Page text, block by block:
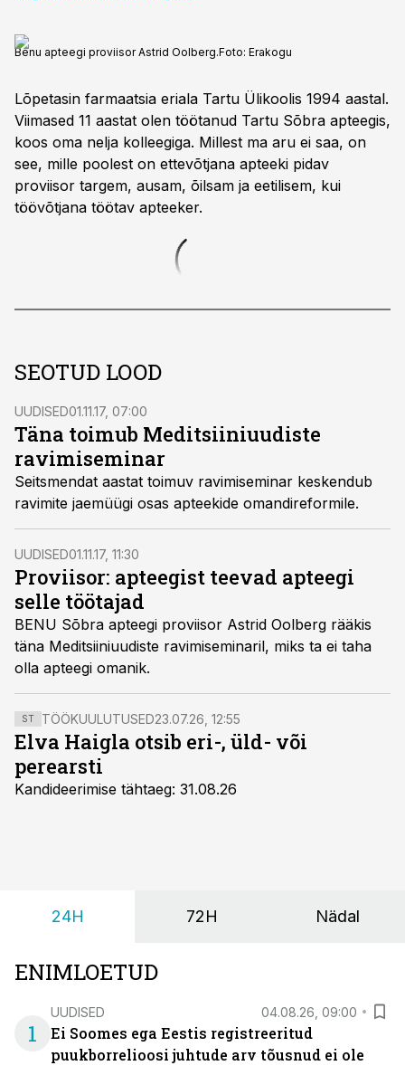
Benu apteegi proviisor Astrid Oolberg.Foto: Erakogu
Lõpetasin farmaatsia eriala Tartu Ülikoolis 1994 aastal.
Viimased 11 aastat olen töötanud Tartu Sõbra apteegis,
koos oma nelja kolleegiga. Millest ma aru ei saa, on
see, mille poolest on ettevõtjana apteeki pidav
proviisor targem, ausam, õilsam ja eetilisem, kui
töövõtjana töötav apteeker.
SEOTUD LOOD
UUDISED01.11.17, 07:00
Täna toimub Meditsiiniuudiste
ravimiseminar
Seitsmendat aastat toimuv ravimiseminar keskendub
ravimite jaemüügi osas apteekide omandireformile.
UUDISED01.11.17, 11:30
Proviisor: apteegist teevad apteegi
selle töötajad
BENU Sõbra apteegi proviisor Astrid Oolberg rääkis
täna Meditsiiniuudiste ravimiseminaril, miks ta ei taha
olla apteegi omanik.
ST TÖÖKUULUTUSED23.07.26, 12:55
Elva Haigla otsib eri-, üld- või
perearsti
Kandideerimise tähtaeg: 31.08.26
24H 72H Nädal
ENIMLOETUD
1
UUDISED 04.08.26, 09:00
Ei Soomes ega Eestis registreeritud
puukborrelioosi juhtude arv tõusnud ei ole